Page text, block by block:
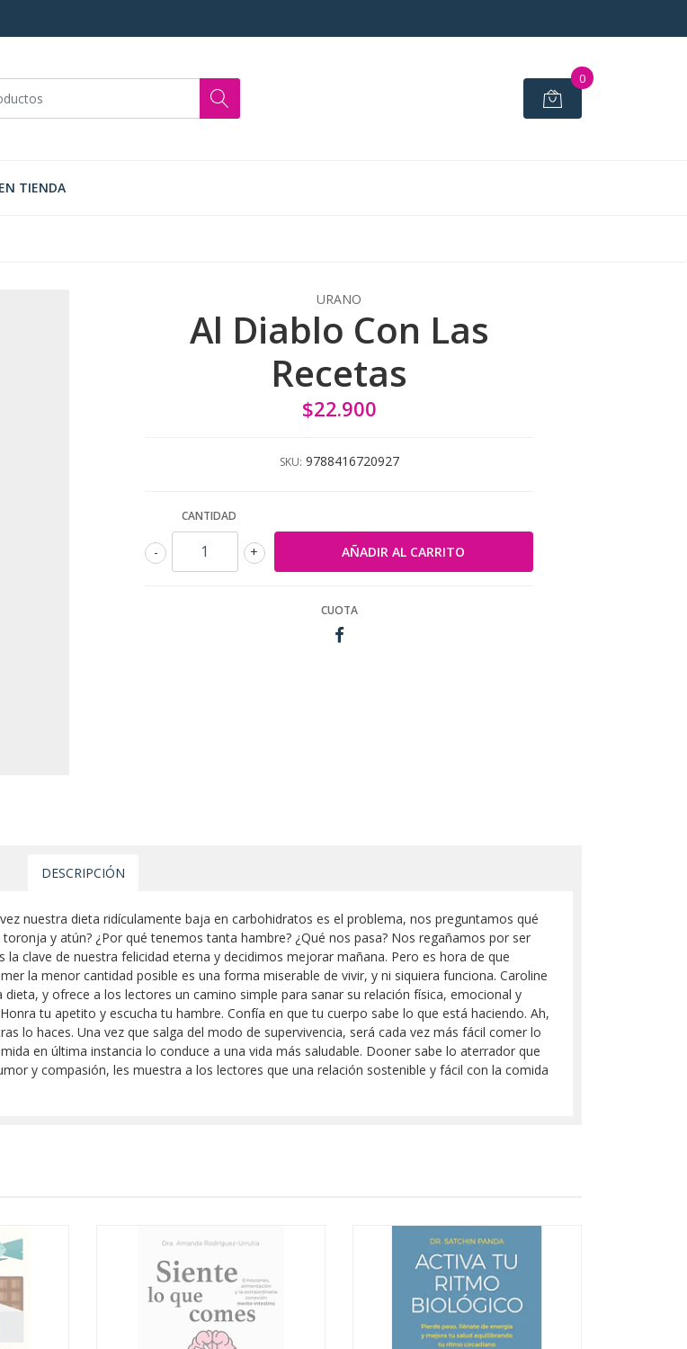
0
TIENDA
URANO
Al Diablo Con Las
Recetas
$22.900
SKU: 9788416720927
CANTIDAD
+
-
CUOTA
DESCRIPCIÓN
nuestra dieta ridículamente baja en carbohidratos es el problema, nos preguntamos qué
y atún? ¿Por qué tenemos tanta hambre? ¿Qué nos pasa? Nos regañamos por ser
clave de nuestra felicidad eterna y decidimos mejorar mañana. Pero es hora de que
la menor cantidad posible es una forma miserable de vivir, y ni siquiera funciona. Caroline
y ofrece a los lectores un camino simple para sanar su relación física, emocional y
tu apetito y escucha tu hambre. Confía en que tu cuerpo sabe lo que está haciendo. Ah,
lo haces. Una vez que salga del modo de supervivencia, será cada vez más fácil comer lo
en última instancia lo conduce a una vida más saludable. Dooner sabe lo aterrador que
y compasión, les muestra a los lectores que una relación sostenible y fácil con la comida